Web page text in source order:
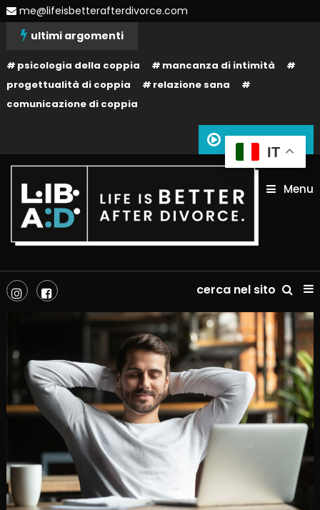
Skipme@lifeisbetterafterdivorce.com
ultimi argomenti
psicologia della coppia
mancanza di intimità
progettualità di coppia
relazione sana
comunicazione di coppia
Siamo in onda
Life is better after divorce –
LIBAD
Menu
cerca nel sito
IT